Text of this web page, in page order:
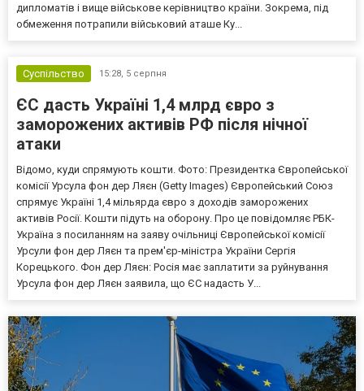
дипломатів і вище військове керівництво країни. Зокрема, під
обмеження потрапили військовий аташе Ку...
Суспільство 15:28, 5 серпня
ЄС дасть Україні 1,4 млрд євро з
заморожених активів РФ після нічної
атаки
Відомо, куди спрямують кошти. Фото: Президентка Європейської
комісії Урсула фон дер Ляєн (Getty Images) Європейський Союз
спрямує Україні 1,4 мільярда євро з доходів заморожених
активів Росії. Кошти підуть на оборону. Про це повідомляє РБК-
Україна з посиланням на заяву очільниці Європейської комісії
Урсули фон дер Ляєн та прем'єр-міністра України Сергія
Корецького. Фон дер Ляєн: Росія має заплатити за руйнування
Урсула фон дер Ляєн заявила, що ЄС надасть У...